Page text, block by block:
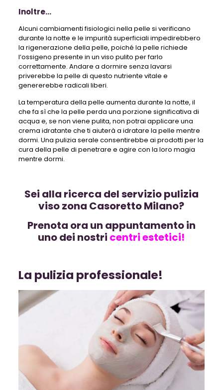
Inoltre…
Alcuni cambiamenti fisiologici nella pelle si verificano
durante la notte e le impurità superficiali impedirebbero
la rigenerazione della pelle, poiché la pelle richiede
l’ossigeno presente in un viso pulito per farlo
correttamente. Andare a dormire senza lavarsi
priverebbe la pelle di questo nutriente vitale e
genererebbe radicali liberi.
La temperatura della pelle aumenta durante la notte, il
che fa sì che la pelle perda una porzione significativa di
acqua e, se non viene pulita, non potrai applicare una
crema idratante che ti aiuterà a idratare la pelle mentre
dormi. Una pulizia serale consentirebbe ai prodotti per la
cura della pelle di penetrare e agire con la loro magia
mentre dormi.
Sei alla ricerca del servizio pulizia
viso zona Casoretto Milano?
Prenota ora un appuntamento in
uno dei nostri centri estetici!
La pulizia professionale!